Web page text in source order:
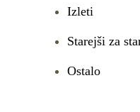
Izleti
Starejši za
Ostalo